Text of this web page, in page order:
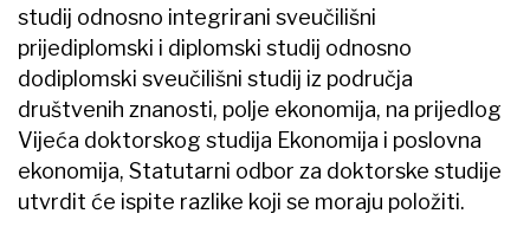
studij odnosno integrirani sveučilišni
prijediplomski i diplomski studij odnosno
dodiplomski sveučilišni studij iz područja
društvenih znanosti, polje ekonomija, na prijedlog
Vijeća doktorskog studija Ekonomija i poslovna
ekonomija, Statutarni odbor za doktorske studije
utvrdit će ispite razlike koji se moraju položiti.